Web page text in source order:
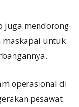
juga mendorong
maskapai untuk
operasional di
pesawat